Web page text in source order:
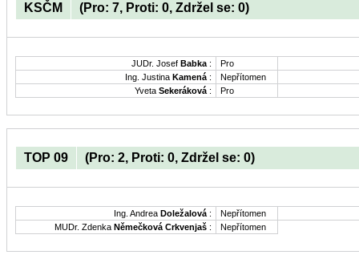
KSČM (Pro: 7, Proti: 0, Zdržel se: 0)
JUDr. Josef Babka :
Pro
Ing. Justina Kamená :
Nepřítomen
Yveta Sekeráková : Pro
TOP 09 (Pro: 2, Proti: 0, Zdržel se: 0)
Ing. Andrea Doležalová :
Nepřítomen
MUDr. Zdenka Němečková Crkvenjaš : Nepřítomen